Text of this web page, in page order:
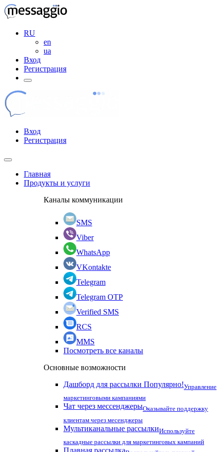
RU
en
ua
Вход
Регистрация
Вход
Регистрация
Главная
Продукты и услуги
Каналы коммуникации
SMS
Viber
WhatsApp
VKontakte
Telegram
Telegram OTP
Verified SMS
RCS
MMS
Посмотреть все каналы
Основные возможности
Дашборд для рассылки Популярно!Управление
маркетинговыми кампаниями
Чат через мессенджерыОказывайте поддержку
клиентам через месенджеры
Мультиканальные рассылкиИспользуйте
каскадные рассылки для маркетинговых кампаний